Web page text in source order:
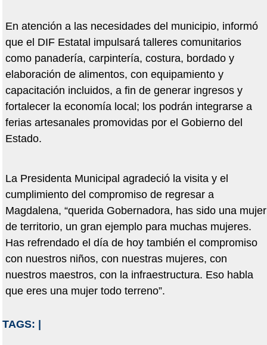
En atención a las necesidades del municipio, informó
que el DIF Estatal impulsará talleres comunitarios
como panadería, carpintería, costura, bordado y
elaboración de alimentos, con equipamiento y
capacitación incluidos, a fin de generar ingresos y
fortalecer la economía local; los podrán integrarse a
ferias artesanales promovidas por el Gobierno del
Estado.
La Presidenta Municipal agradeció la visita y el
cumplimiento del compromiso de regresar a
Magdalena, “querida Gobernadora, has sido una mujer
de territorio, un gran ejemplo para muchas mujeres.
Has refrendado el día de hoy también el compromiso
con nuestros niños, con nuestras mujeres, con
nuestros maestros, con la infraestructura. Eso habla
que eres una mujer todo terreno”.
TAGS: